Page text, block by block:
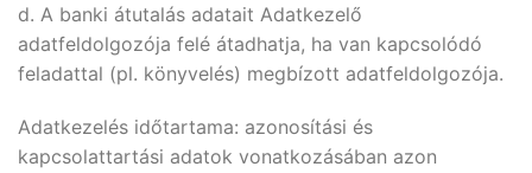
d. A banki átutalás adatait Adatkezelő
adatfeldolgozója felé átadhatja, ha van kapcsolódó
feladattal (pl. könyvelés) megbízott adatfeldolgozója.
Adatkezelés időtartama: azonosítási és
kapcsolattartási adatok vonatkozásában azon